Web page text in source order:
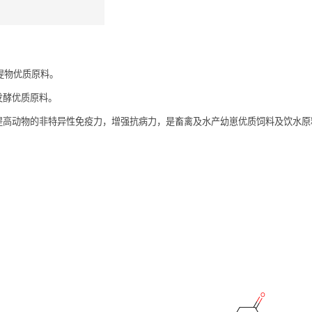
物优质原料。
优质原料。
高动物的非特异性免疫力，增强抗病力，是畜禽及水产幼崽优质饲料及饮水